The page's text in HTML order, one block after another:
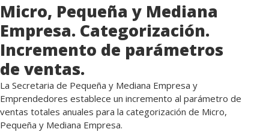
Micro, Pequeña y Mediana
Empresa. Categorización.
Incremento de parámetros
de ventas.
La Secretaria de Pequeña y Mediana Empresa y
Emprendedores establece un incremento al parámetro de
ventas totales anuales para la categorización de Micro,
Pequeña y Mediana Empresa.